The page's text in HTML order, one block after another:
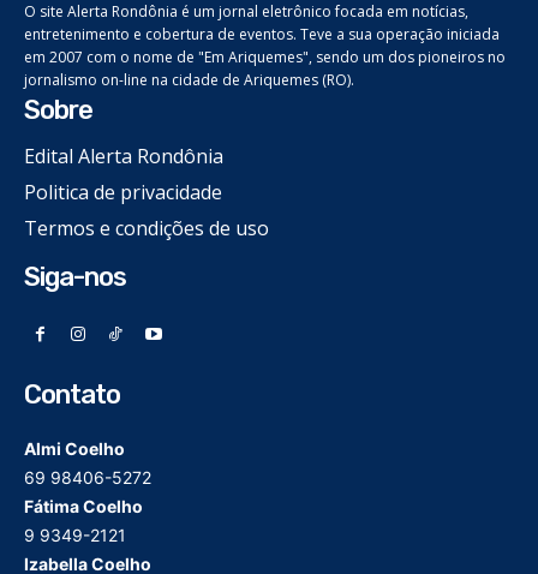
O site Alerta Rondônia é um jornal eletrônico focada em notícias,
entretenimento e cobertura de eventos. Teve a sua operação iniciada
em 2007 com o nome de "Em Ariquemes", sendo um dos pioneiros no
jornalismo on-line na cidade de Ariquemes (RO).
Sobre
Edital Alerta Rondônia
Politica de privacidade
Termos e condições de uso
Siga-nos
Contato
Almi Coelho
69 98406-5272
Fátima Coelho
9 9349-2121
Izabella Coelho